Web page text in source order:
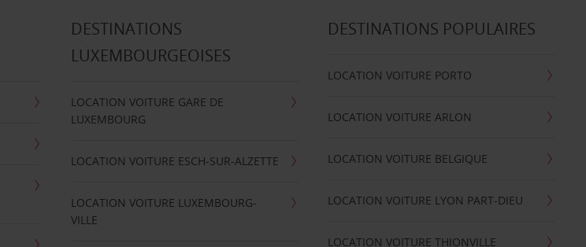
DESTINATIONS
LUXEMBOURGEOISES
LOCATION VOITURE GARE DE
LUXEMBOURG
LOCATION VOITURE ESCH-SUR-ALZETTE
LOCATION VOITURE LUXEMBOURG-
VILLE
DESTINATIONS POPULAIRES
LOCATION VOITURE PORTO
LOCATION VOITURE ARLON
LOCATION VOITURE BELGIQUE
LOCATION VOITURE LYON PART-DIEU
LOCATION VOITURE THIONVILLE